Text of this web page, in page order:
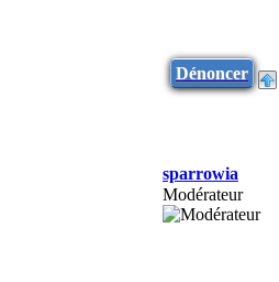
Dénoncer
sparrowia
Modérateur